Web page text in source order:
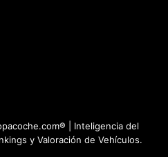
| Inteligencia del
y Valoración de Vehículos.